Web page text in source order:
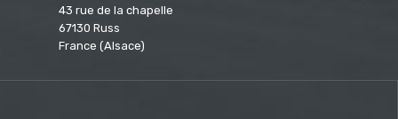
43 rue de la chapelle
67130 Russ
France (Alsace)